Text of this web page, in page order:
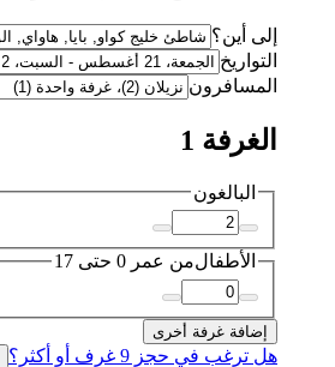
إلى أين؟
التواريخ
المسافرون
الغرفة 1
البالغون
الأطفالمن عمر 0 حتى 17
إضافة غرفة أخرى
هل ترغب في حجز 9 غرف أو أكثر؟